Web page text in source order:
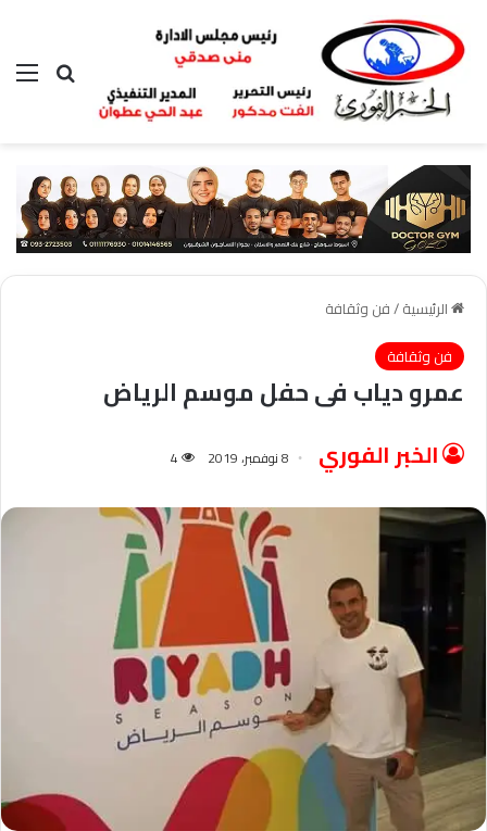
بحث عن
الرئيسية/فن وثقافة
فن وثقافة
عمرو دياب فى حفل موسم الرياض
الخبر الفوري 8 نوفمبر، 2019 4